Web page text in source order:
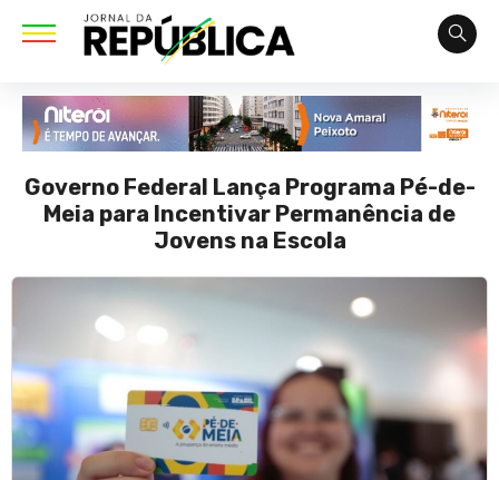
Governo Federal Lança Programa Pé-de-
Meia para Incentivar Permanência de
Jovens na Escola